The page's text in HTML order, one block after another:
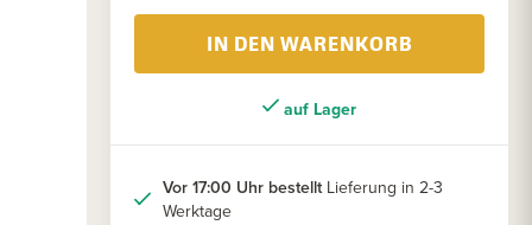
IN DEN WARENKORB
auf Lager
Vor 17:00 Uhr bestelltLieferung in 2-3
Werktage